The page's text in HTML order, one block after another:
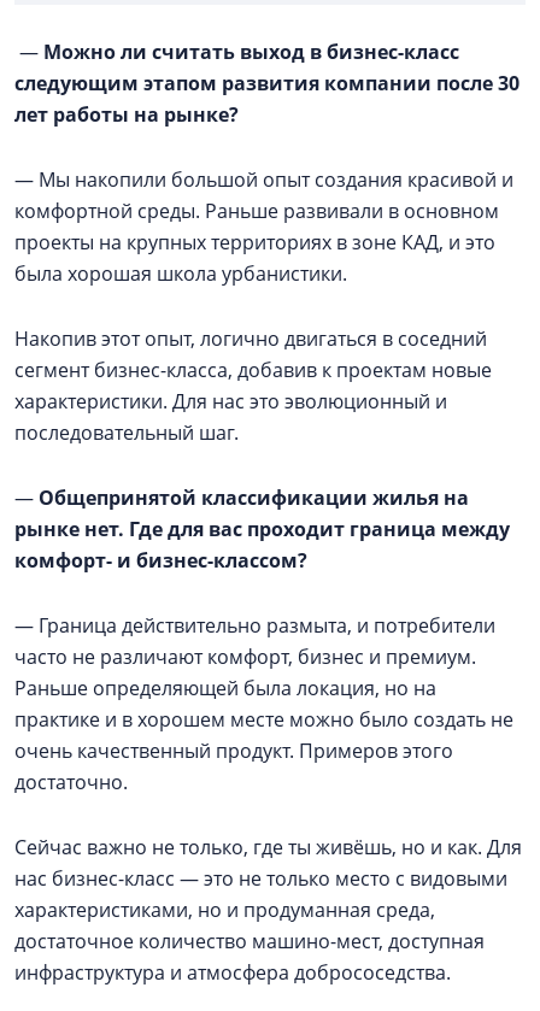
— Можно ли считать выход в бизнес-класс
следующим этапом развития компании после 30
лет работы на рынке?
— Мы накопили большой опыт создания красивой и
комфортной среды. Раньше развивали в основном
проекты на крупных территориях в зоне КАД, и это
была хорошая школа урбанистики.
Накопив этот опыт, логично двигаться в соседний
сегмент бизнес-класса, добавив к проектам новые
характеристики. Для нас это эволюционный и
последовательный шаг.
— Общепринятой классификации жилья на
рынке нет. Где для вас проходит граница между
комфорт- и бизнес-классом?
— Граница действительно размыта, и потребители
часто не различают комфорт, бизнес и премиум.
Раньше определяющей была локация, но на
практике и в хорошем месте можно было создать не
очень качественный продукт. Примеров этого
достаточно.
Сейчас важно не только, где ты живёшь, но и как. Для
нас бизнес-класс — это не только место с видовыми
характеристиками, но и продуманная среда,
достаточное количество машино-мест, доступная
инфраструктура и атмосфера добрососедства.